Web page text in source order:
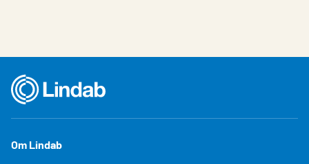
Om Lindab